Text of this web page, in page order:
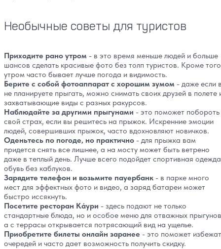
Необычные советы для туристов
Приходите рано утром - в это время меньше людей и больше
шансов сделать красивые фото без толп туристов. Кроме
утром часто бывает лучше погода и видимость.
Берите с собой фотоаппарат с хорошим зумом - даже если
не планируете прыгать, можно снимать своих друзей в полете
захватывающие виды с разных ракурсов.
Наблюдайте за другими прыгунами - это поможет побороть
свой страх, если вы решитесь на прыжок. Искренние эмоции
людей, совершивших прыжок, часто вдохновляют новичков.
Оденьтесь по погоде, но практично - для прыжка вам
придется снять все лишнее, а на мосту может быть ветрено
даже в теплый день. Лучше всего подойдет спортивная
обувь без каблуков.
Зарядите телефон и возьмите пауербанк - в парке много
мест для эффектных фото и видео, а заряд батареи может
быстро иссякнуть.
Посетите ресторан Кáури - здесь подают не только
стандартные блюда, но и особое меню для отважных
а с террасы открывается потрясающий вид на ущелье.
Приобретите билеты онлайн заранее - это поможет
очередей и часто дает возможность получить скидку.